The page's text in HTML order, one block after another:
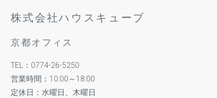
株式会社ハウスキューブ
京都オフィス
TEL：0774-26-5250
営業時間：10:00～18:00
定休日：水曜日、木曜日